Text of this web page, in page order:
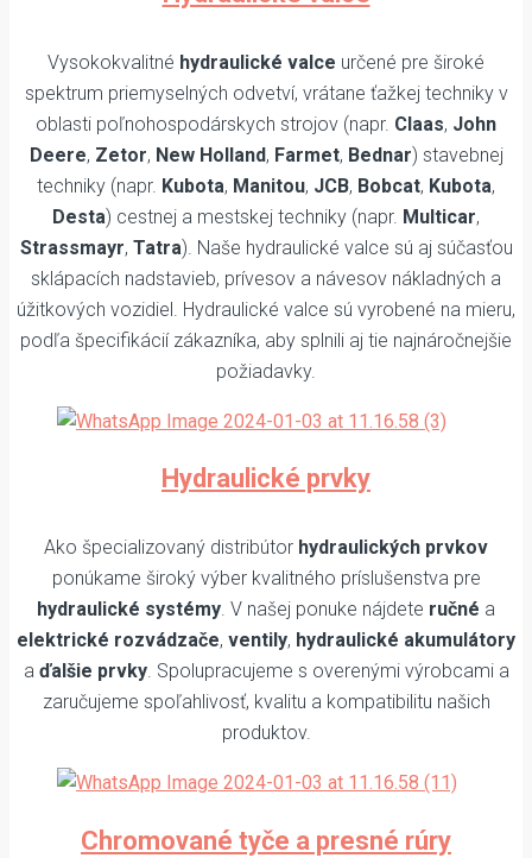
Vysokokvalitné hydraulické valce určené pre široké
spektrum priemyselných odvetví, vrátane ťažkej techniky v
oblasti poľnohospodárskych strojov (napr. Claas, John
Deere, Zetor, New Holland, Farmet, Bednar) stavebnej
techniky (napr. Kubota, Manitou, JCB, Bobcat, Kubota,
Desta) cestnej a mestskej techniky (napr. Multicar,
Strassmayr, Tatra). Naše hydraulické valce sú aj súčasťou
sklápacích nadstavieb, prívesov a návesov nákladných a
úžitkových vozidiel. Hydraulické valce sú vyrobené na mieru,
podľa špecifikácií zákazníka, aby splnili aj tie najnáročnejšie
požiadavky.
Hydraulické prvky
Ako špecializovaný distribútor hydraulických prvkov
ponúkame široký výber kvalitného príslušenstva pre
hydraulické systémy. V našej ponuke nájdete ručné a
elektrické rozvádzače, ventily, hydraulické akumulátory
a ďalšie prvky. Spolupracujeme s overenými výrobcami a
zaručujeme spoľahlivosť, kvalitu a kompatibilitu našich
produktov.
Chromované tyče a presné rúry